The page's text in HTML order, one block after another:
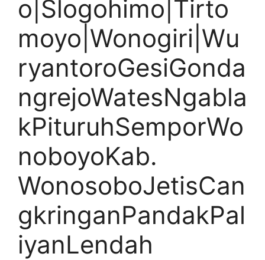
o|Slogohimo|Tirto
moyo|Wonogiri|Wu
ryantoroGesiGonda
ngrejoWatesNgabla
kPituruhSemporWo
noboyoKab.
WonosoboJetisCan
gkringanPandakPal
iyanLendah